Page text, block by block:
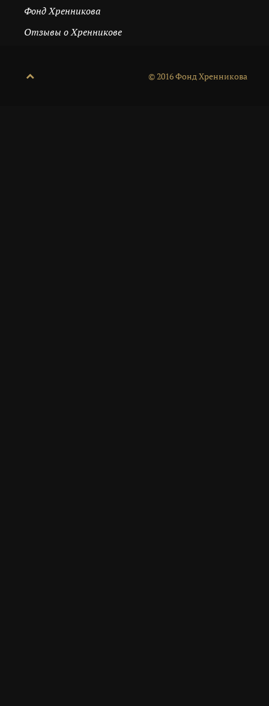
Фонд Хренникова
Отзывы о Хренникове
© 2016 Фонд Хренникова